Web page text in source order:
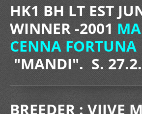
HK1 BH LT EST
WINNER -2001
CENNA FORTUNA
"MANDI". S.
BREEDER : VIIVE